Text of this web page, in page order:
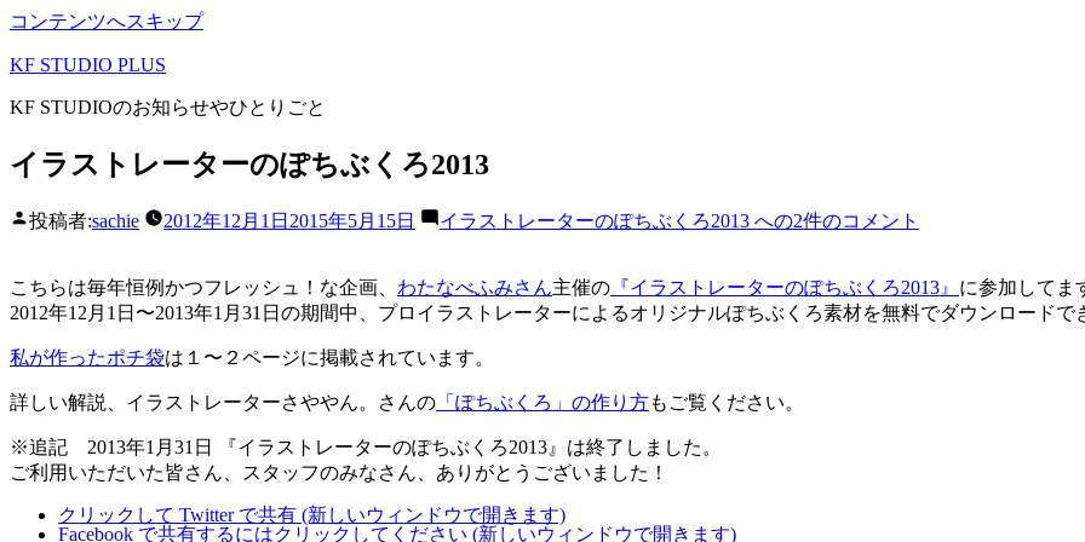
コンテンツへスキップ
KF STUDIO PLUS
KF STUDIOのお知らせやひとりごと
イラストレーターのぽちぶくろ2013
投稿者:sachie 2012年12月1日 2015年5月15日 イラストレーターのぽちぶくろ2013 への2件のコメント
こちらは毎年恒例かつフレッシュ！な企画、 わたなべふみさん主催の 『イラストレーターのぽちぶくろ2013』 に参加してま
2012年12月1日〜2013年1月31日の期間中、プロイラストレーターによるオリジナルぽちぶくろ素材を無料でダウンロードで
私が作ったポチ袋は１〜２ページに掲載されています。
詳しい解説、イラストレーターさややん。さんの 「ぽちぶくろ」の作り方もご覧ください。
※追記 2013年1月31日 『イラストレーターのぽちぶくろ2013』は終了しました。
ご利用いただいた皆さん、スタッフのみなさん、ありがとうございました！
クリックして Twitter で共有 (新しいウィンドウで開きます)
Facebook で共有するにはクリックしてください (新しいウィンドウで開きます)